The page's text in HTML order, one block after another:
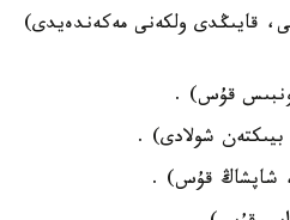
قايىڭدى ولكەنى مەكەندەيدى)
قۇس) .
شولادى) .
شاپشاڭ قۇس) .